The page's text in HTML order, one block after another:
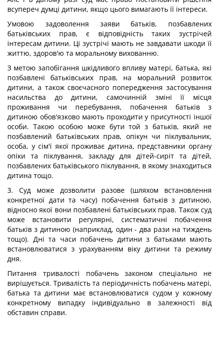
всупереч думці дитини, якщо цього вимагають її інтереси.
Умовою задоволення заяви батьків, позбавлених
батьківських прав, є відповідність таких зустрічей
інтересам дитини. Ці зустрічі мають не завдавати шкоди її
життю, здоров'ю та моральному вихованню.
З метою запобігання шкідливого впливу матері, батька, які
позбавлені батьківських прав, на моральний розвиток
дитини, а також своєчасного попередження застосування
насильства до дитини, самочинній зміні її місця
проживання чи перебування, побачення батьків з
дитиною обов'язково мають проходити у присутності іншої
особи. Такою особою може бути той з батьків, який не
позбавлений батьківських прав, опікун чи піклувальник,
особа, у сім'ї якої проживає дитина, представники органу
опіки та піклування, закладу для дітей-сиріт та дітей,
позбавлених батьківського піклування, в якому знаходиться
дитина тощо.
3. Суд може дозволити разове (шляхом встановлення
конкретної дати та часу) побачення батьків з дитиною,
відносно якої вони позбавлені батьківських прав. Також суд
може встановити регулярні, систематичні побачення
батьків з дитиною (наприклад, один - два рази на тиждень
тощо). Дні та часи побачень дитини з батьками мають
встановлюватися з урахуванням віку дитини та режиму
дня.
Питання тривалості побачень законом спеціально не
вирішується. Тривалість та періодичність побачень матері,
батька та дитини має встановлюватися судом у кожному
конкретному випадку індивідуально в залежності від
обставин справи.